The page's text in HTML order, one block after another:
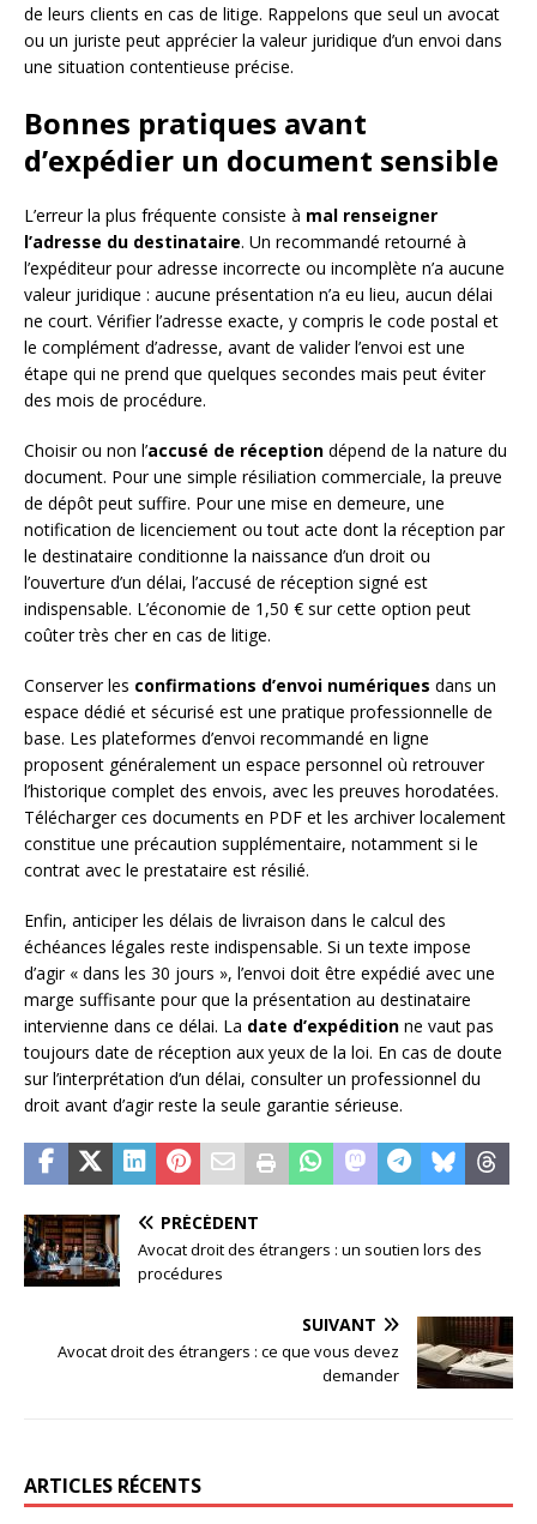
de leurs clients en cas de litige. Rappelons que seul un avocat
ou un juriste peut apprécier la valeur juridique d’un envoi dans
une situation contentieuse précise.
Bonnes pratiques avant
d’expédier un document sensible
L’erreur la plus fréquente consiste à mal renseigner
l’adresse du destinataire. Un recommandé retourné à
l’expéditeur pour adresse incorrecte ou incomplète n’a aucune
valeur juridique : aucune présentation n’a eu lieu, aucun délai
ne court. Vérifier l’adresse exacte, y compris le code postal et
le complément d’adresse, avant de valider l’envoi est une
étape qui ne prend que quelques secondes mais peut éviter
des mois de procédure.
Choisir ou non l’accusé de réception dépend de la nature du
document. Pour une simple résiliation commerciale, la preuve
de dépôt peut suffire. Pour une mise en demeure, une
notification de licenciement ou tout acte dont la réception par
le destinataire conditionne la naissance d’un droit ou
l’ouverture d’un délai, l’accusé de réception signé est
indispensable. L’économie de 1,50 € sur cette option peut
coûter très cher en cas de litige.
Conserver les confirmations d’envoi numériques dans un
espace dédié et sécurisé est une pratique professionnelle de
base. Les plateformes d’envoi recommandé en ligne
proposent généralement un espace personnel où retrouver
l’historique complet des envois, avec les preuves horodatées.
Télécharger ces documents en PDF et les archiver localement
constitue une précaution supplémentaire, notamment si le
contrat avec le prestataire est résilié.
Enfin, anticiper les délais de livraison dans le calcul des
échéances légales reste indispensable. Si un texte impose
d’agir « dans les 30 jours », l’envoi doit être expédié avec une
marge suffisante pour que la présentation au destinataire
intervienne dans ce délai. La date d’expédition ne vaut pas
toujours date de réception aux yeux de la loi. En cas de doute
sur l’interprétation d’un délai, consulter un professionnel du
droit avant d’agir reste la seule garantie sérieuse.
PRÉCÉDENT
Avocat droit des étrangers : un soutien lors des
procédures
SUIVANT
Avocat droit des étrangers : ce que vous devez
demander
ARTICLES RÉCENTS